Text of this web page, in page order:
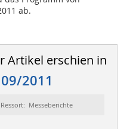
ab.
Artikel erschien in
2011
Ressort: Messeberichte